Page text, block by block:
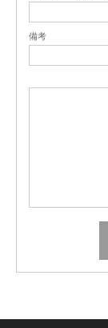
備考